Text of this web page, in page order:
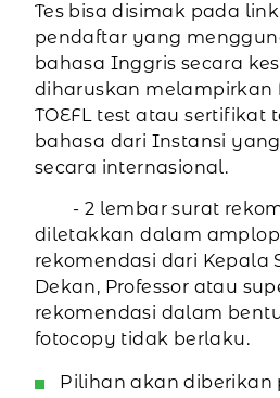
Tes bisa disimak pada
pendaftar yang
bahasa Inggris secara
diharuskan melampirkan
TOEFL test atau sertifikat
bahasa dari Instansi
secara internasional.
- 2 lembar surat
diletakkan dalam
rekomendasi dari Kepala
Dekan, Professor atau
rekomendasi dalam
fotocopy tidak berlaku.
Pilihan akan diberikan